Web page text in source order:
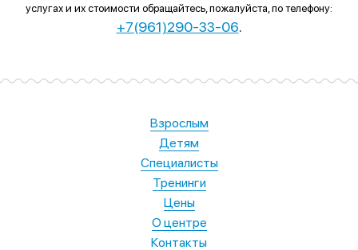
услугах и их стоимости обращайтесь, пожалуйста, по телефону:
+7(961)290-33-06.
Взрослым
Детям
Специалисты
Тренинги
Цены
О центре
Контакты